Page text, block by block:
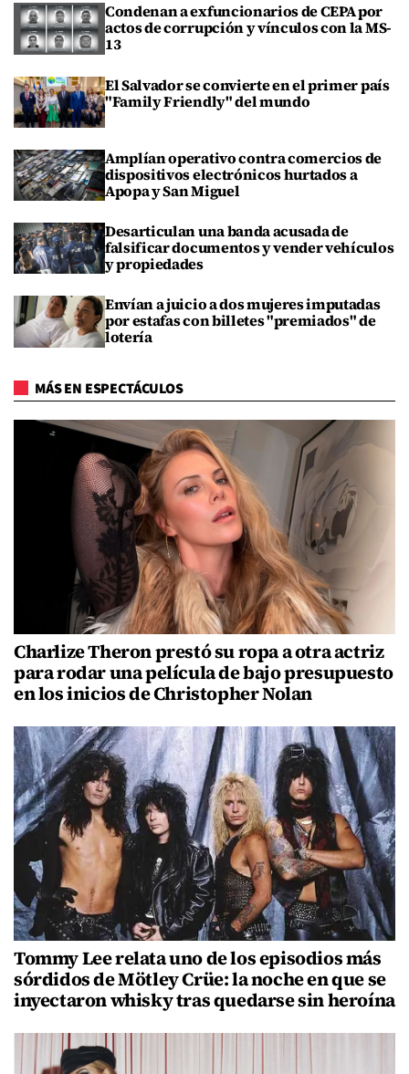
Condenan a exfuncionarios de CEPA por
actos de corrupción y vínculos con la MS-
13
El Salvador se convierte en el primer país
"Family Friendly" del mundo
Amplían operativo contra comercios de
dispositivos electrónicos hurtados a
Apopa y San Miguel
Desarticulan una banda acusada de
falsificar documentos y vender vehículos
y propiedades
Envían a juicio a dos mujeres imputadas
por estafas con billetes "premiados" de
lotería
MÁS EN ESPECTÁCULOS
Charlize Theron prestó su ropa a otra actriz
para rodar una película de bajo presupuesto
en los inicios de Christopher Nolan
Tommy Lee relata uno de los episodios más
sórdidos de Mötley Crüe: la noche en que se
inyectaron whisky tras quedarse sin heroína